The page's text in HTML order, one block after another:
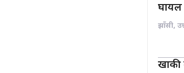
घायल
झाँसी,
खाकी